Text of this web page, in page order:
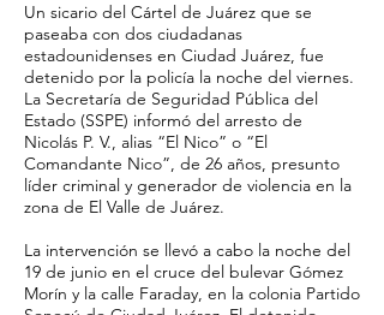
Un sicario del Cártel de Juárez que se
paseaba con dos ciudadanas
estadounidenses en Ciudad Juárez, fue
detenido por la policía la noche del viernes.
La Secretaría de Seguridad Pública del
Estado (SSPE) informó del arresto de
Nicolás P. V., alias “El Nico” o “El
Comandante Nico”, de 26 años, presunto
líder criminal y generador de violencia en la
zona de El Valle de Juárez.
La intervención se llevó a cabo la noche del
19 de junio en el cruce del bulevar Gómez
Morín y la calle Faraday, en la colonia Partido